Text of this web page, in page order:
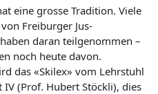
eine grosse Tradition. Viele
Freiburger Jus-
daran teilgenommen –
noch heute davon.
das «Skilex» vom Lehrstuhl
(Prof. Hubert Stöckli), dies